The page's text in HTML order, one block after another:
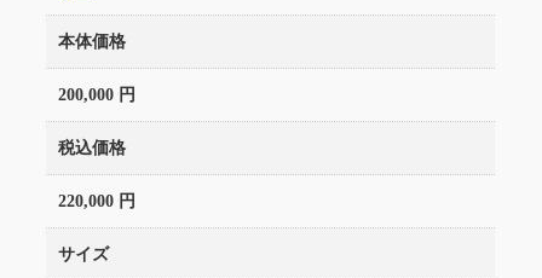
本体価格
200,000 円
税込価格
220,000 円
サイズ